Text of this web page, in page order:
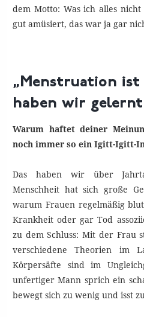
dem Motto: Was ich alles
gut amüsiert, das war ja gar
„Menstruation ist
haben wir
Warum haftet deiner
noch immer so ein Igitt-Igitt-
Das haben wir über
Menschheit hat sich große
warum Frauen regelmäßig
Krankheit oder gar Tod
zu dem Schluss: Mit der Frau
verschiedene Theorien im
Körpersäfte sind im
unfertiger Mann sprich ein
bewegt sich zu wenig und isst